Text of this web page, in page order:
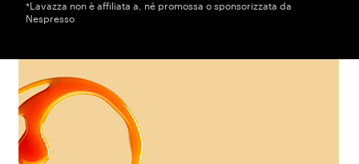
*Lavazza non è affiliata a, né promossa o sponsorizzata da
Nespresso